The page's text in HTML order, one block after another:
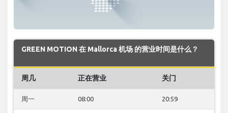
GREEN MOTION 在 Mallorca 机场 的营业时间是什么？
周几 正在营业 关门
周一 08:00 20:59